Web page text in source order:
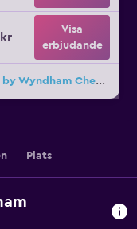
Visa
erbjudande
28 till erbjudanden för La Quinta Inn by Wyndham Cheyenne
Plats